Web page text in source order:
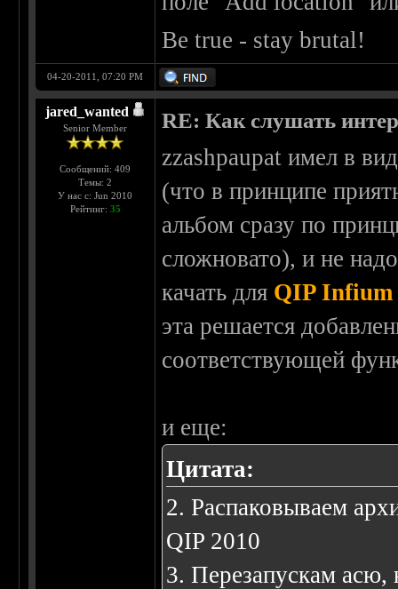
Be true - stay brutal!
04-20-2011, 07:20 PM
jared_wanted
Senior Member
Сообщений: 409
Темы: 2
У нас с: Jun 2010
Рейтинг: 35
RE: Как слушать
zzashpaupat имел в
(что в принципе
альбом сразу по
сложновато), и не
качать для QIP Infium
эта решается
соответствующей
и еще:
Цитата:
2. Распаковываем
QIP 2010
3. Перезапускам асю,